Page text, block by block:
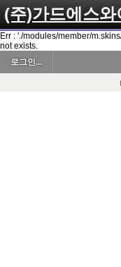
(주)가드에스와
Err : './modules/member/
not exists.
로그인...